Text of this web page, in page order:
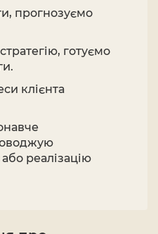
прогнозуємо
готуємо
клієнта
реалізацію